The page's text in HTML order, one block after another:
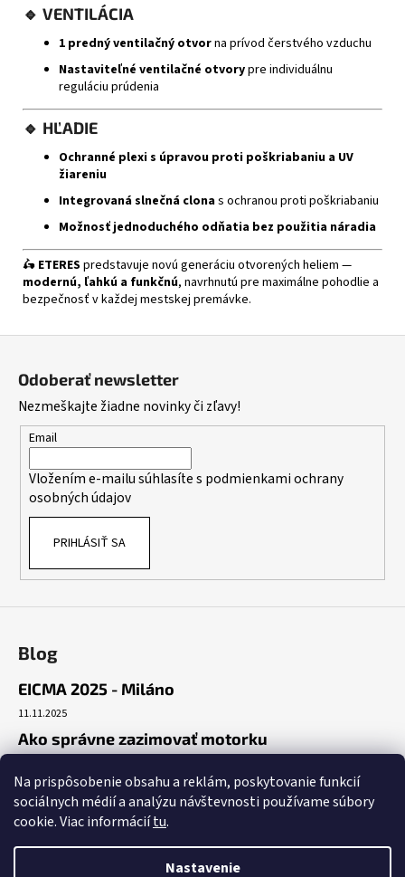
Na prispôsobenie obsahu a reklám, poskytovanie funkcií
sociálnych médií a analýzu návštevnosti používame súbory
cookie. Viac informáciítu.
Nastavenie
🔹 VENTILÁCIA
1 predný ventilačný otvorna prívod čerstvého vzduchu
Nastaviteľné ventilačné otvorypre individuálnu
reguláciu prúdenia
🔹 HĽADIE
Ochranné plexi s úpravou proti poškriabaniu a UV
žiareniu
Integrovaná slnečná clonas ochranou proti poškriabaniu
Možnosť jednoduchého odňatia bez použitia náradia
🛵 ETERES predstavuje novú generáciu otvorených heliem —
modernú, ľahkú a funkčnú, navrhnutú pre maximálne pohodlie a
bezpečnosť v každej mestskej premávke.
Odoberať newsletter
Nezmeškajte žiadne novinky či zľavy!
Email
Vložením e-mailu súhlasíte s podmienkami ochrany
osobných údajov
PRIHLÁSIŤ SA
Blog
EICMA 2025 - Miláno
11.11.2025
Ako správne zazimovať motorku
Začiatok cesty
19.10.2025